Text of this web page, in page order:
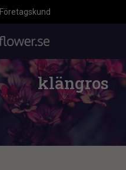
Företagskund
klängros